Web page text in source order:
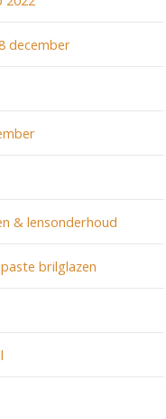
december
& lensonderhoud
brilglazen